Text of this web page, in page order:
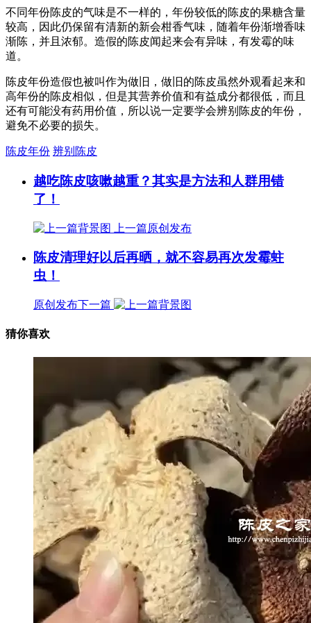
不同年份陈皮的气味是不一样的，年份较低的陈皮的果糖含量
较高，因此仍保留有清新的新会柑香气味，随着年份渐增香味
渐陈，并且浓郁。造假的陈皮闻起来会有异味，有发霉的味
道。
陈皮年份造假也被叫作为做旧，做旧的陈皮虽然外观看起来和
高年份的陈皮相似，但是其营养价值和有益成分都很低，而且
还有可能没有药用价值，所以说一定要学会辨别陈皮的年份，
避免不必要的损失。
陈皮年份 辨别陈皮
越吃陈皮咳嗽越重？其实是方法和人群用错
了！
上一篇原创发布
陈皮清理好以后再晒，就不容易再次发霉蛀
虫！
原创发布下一篇
猜你喜欢